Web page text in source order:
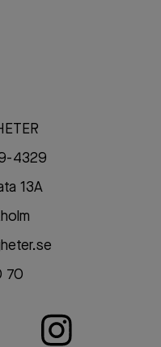
4329
13A
70